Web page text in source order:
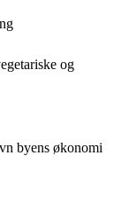
og
byens økonomi